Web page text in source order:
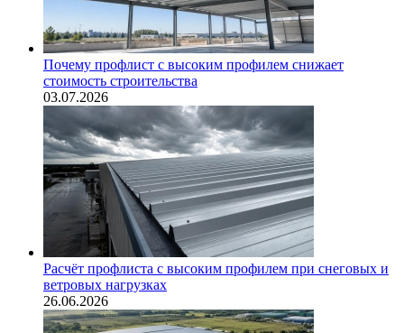
Почему профлист с высоким профилем снижает
стоимость строительства
03.07.2026
Расчёт профлиста с высоким профилем при снеговых и
ветровых нагрузках
26.06.2026